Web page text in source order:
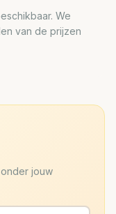
We
van de prijzen
jouw